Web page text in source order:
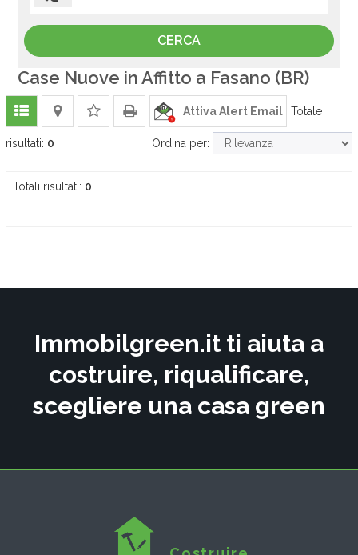
Case Nuove in Affitto a Fasano (BR)
Attiva Alert Email Totale
risultati: 0 Ordina per:
Totali risultati: 0
Immobilgreen.it ti aiuta a
costruire, riqualificare,
scegliere una casa green